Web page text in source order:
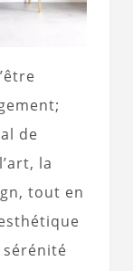
de
la
tout en